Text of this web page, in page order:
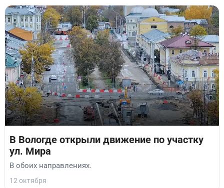
В Вологде открыли движение по участку
ул. Мира
В обоих направлениях.
12 октября